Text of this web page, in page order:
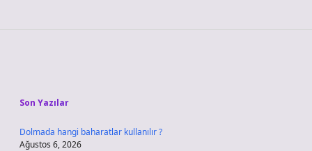
Son Yazılar
Dolmada hangi baharatlar kullanılır ?
Ağustos 6, 2026